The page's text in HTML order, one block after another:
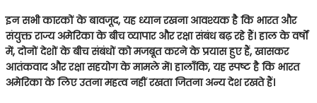
इन सभी कारकों के बावजूद, यह ध्यान रखना आवश्यक है कि भारत और
संयुक्त राज्य अमेरिका के बीच व्यापार और रक्षा संबंध बढ़ रहे हैं। हाल के वर्षों
में, दोनों देशों के बीच संबंधों को मजबूत करने के प्रयास हुए हैं, खासकर
आतंकवाद और रक्षा सहयोग के मामले में। हालाँकि, यह स्पष्ट है कि भारत
अमेरिका के लिए उतना महत्व नहीं रखता जितना अन्य देश रखते हैं।